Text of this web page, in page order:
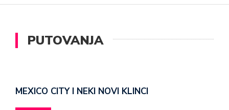
PUTOVANJA
MEXICO CITY I NEKI NOVI KLINCI